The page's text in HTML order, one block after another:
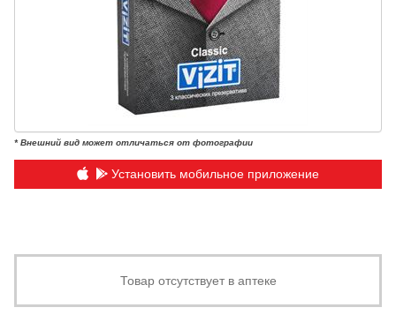
* Внешний вид может отличаться от фотографии
Установить мобильное приложение
Товар отсутствует в аптеке